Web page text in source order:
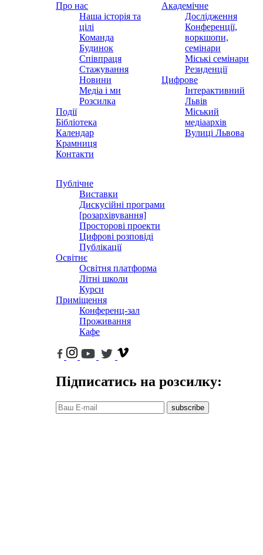
Про нас
Наша історія та
цілі
Команда
Будинок
Співпраця
Стажування
Новини
Медіа і ми
Розсилка
Події
Бібліотека
Календар
Крамниця
Контакти
Академічне
Дослідження
Конференції,
воркшопи,
семінари
Міські семінари
Резиденції
Цифрове
Інтерактивний
Львів
Міський
медіаархів
Вулиці Львова
Публічне
Виставки
Дискусійні програми
[розархівування]
Просторові проекти
Цифрові розповіді
Публікації
Освітнє
Освітня платформа
Літні школи
Курси
Приміщення
Конференц-зал
Проживання
Кафе
Підписатись на розсилку:
subscribe